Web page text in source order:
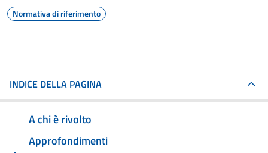
Normativa di riferimento
INDICE DELLA PAGINA
A chi è rivolto
Approfondimenti